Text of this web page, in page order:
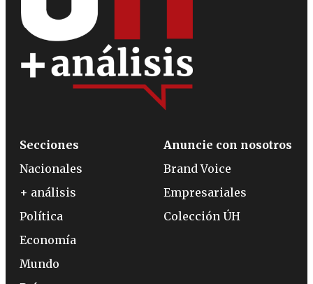
Secciones
Nacionales
+ análisis
Política
Economía
Mundo
Anuncie con nosotros
Brand Voice
Empresariales
Colección ÚH